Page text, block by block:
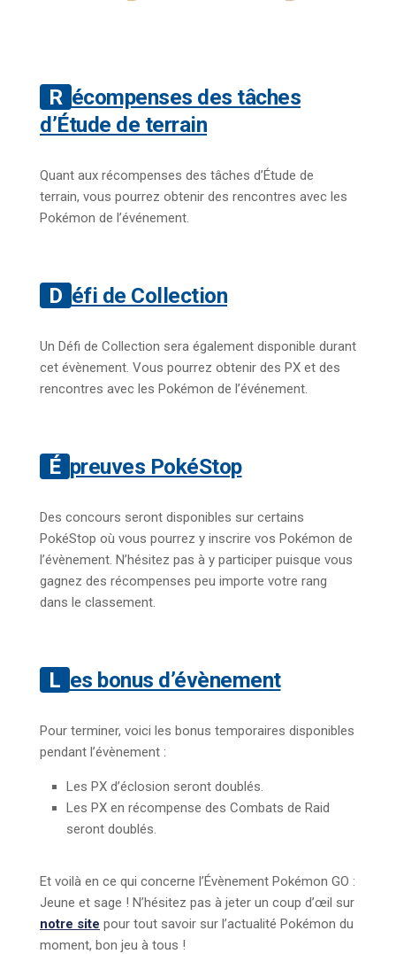
Récompenses des tâches
d’Étude de terrain
Quant aux récompenses des tâches d’Étude de
terrain, vous pourrez obtenir des rencontres avec les
Pokémon de l’événement.
Défi de Collection
Un Défi de Collection sera également disponible durant
cet évènement. Vous pourrez obtenir des PX et des
rencontres avec les Pokémon de l’événement.
Épreuves PokéStop
Des concours seront disponibles sur certains
PokéStop où vous pourrez y inscrire vos Pokémon de
l’évènement. N’hésitez pas à y participer puisque vous
gagnez des récompenses peu importe votre rang
dans le classement.
Les bonus d’évènement
Pour terminer, voici les bonus temporaires disponibles
pendant l’évènement :
Les PX d’éclosion seront doublés.
Les PX en récompense des Combats de Raid
seront doublés.
Et voilà en ce qui concerne l’Évènement Pokémon GO :
Jeune et sage ! N’hésitez pas à jeter un coup d’œil sur
notre site pour tout savoir sur l’actualité Pokémon du
moment, bon jeu à tous !